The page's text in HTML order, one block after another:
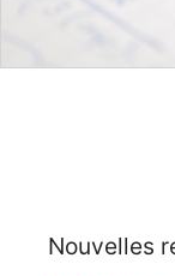
Nouvelles